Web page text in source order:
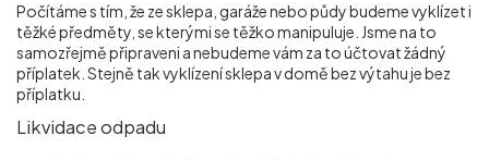
Počítáme s tím, že ze sklepa, garáže nebo půdy budeme vyklízet i
těžké předměty, se kterými se těžko manipuluje. Jsme na to
samozřejmě připraveni a nebudeme vám za to účtovat žádný
příplatek. Stejně tak vyklízení sklepa v domě bez výtahu je bez
příplatku.
Likvidace odpadu